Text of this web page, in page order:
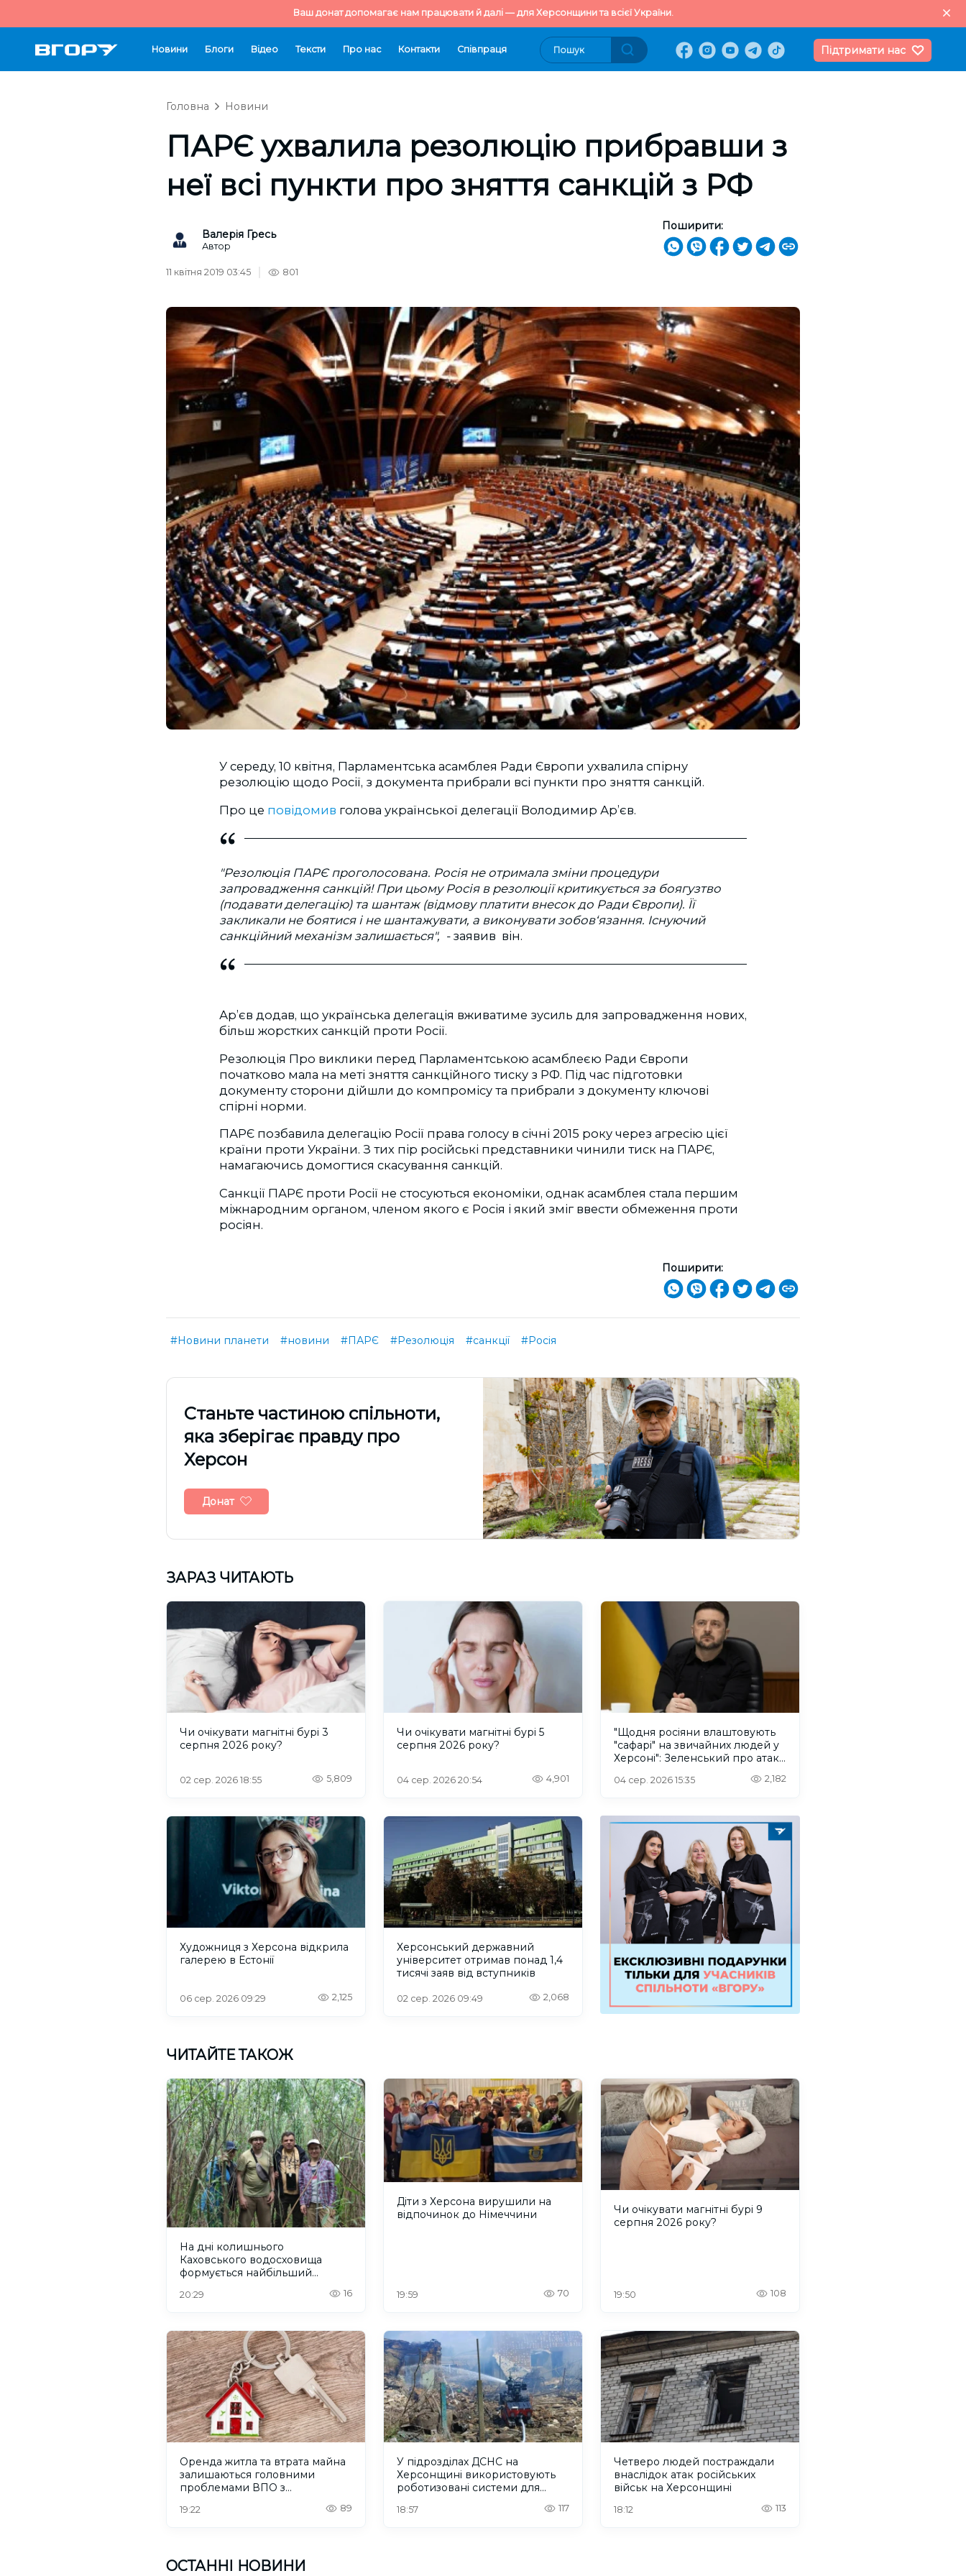
Ваш донат допомагає нам працювати й далі — для Херсонщини та всієї України.
Новини Блоги Відео Тексти Про нас Контакти Cпівпраця Підтримати нас
Головна Новини
ПАРЄ ухвалила резолюцію прибравши з
неї всі пункти про зняття санкцій з РФ
Валерія Гресь
Автор
Поширити:
11 квітня 2019 03:45 801
У середу, 10 квітня, Парламентська асамблея Ради Європи ухвалила спірну
резолюцію щодо Росії, з документа прибрали всі пункти про зняття санкцій.
Про це повідомив голова української делегації Володимир Ар’єв.
"Резолюція ПАРЄ проголосована. Росія не отримала зміни процедури
запровадження санкцій! При цьому Росія в резолюції критикується за боягузтво
(подавати делегацію) та шантаж (відмову платити внесок до Ради Європи). Її
закликали не боятися і не шантажувати, а виконувати зобов‘язання. Існуючий
санкційний механізм залишається", -заявив він.
Ар’єв додав, що українська делегація вживатиме зусиль для запровадження нових,
більш жорстких санкцій проти Росії.
Резолюція Про виклики перед Парламентською асамблеєю Ради Європи
початково мала на меті зняття санкційного тиску з РФ. Під час підготовки
документу сторони дійшли до компромісу та прибрали з документу ключові
спірні норми.
ПАРЄ позбавила делегацію Росії права голосу в січні 2015 року через агресію цієї
країни проти України. З тих пір російські представники чинили тиск на ПАРЄ,
намагаючись домогтися скасування санкцій.
Санкції ПАРЄ проти Росії не стосуються економіки, однак асамблея стала першим
міжнародним органом, членом якого є Росія і який зміг ввести обмеження проти
росіян.
Поширити:
#Новини планети #новини #ПАРЄ #Резолюція #санкції #Росія
Cтаньте частиною спільноти,
яка зберігає правду про
Херсон
Донат
ЗАРАЗ ЧИТАЮТЬ
Чи очікувати магнітні бурі 3
серпня 2026 року?
02 сер. 2026 18:55 5,809
Чи очікувати магнітні бурі 5
серпня 2026 року?
04 сер. 2026 20:54 4,901
"Щодня росіяни влаштовують
"сафарі" на звичайних людей у
Херсоні": Зеленський про атаку
04 сер. 2026 15:35 2,182
Художниця з Херсона відкрила
галерею в Естонії
06 сер. 2026 09:29 2,125
Херсонський державний
університет отримав понад 1,4
тисячі заяв від вступників
02 сер. 2026 09:49 2,068
ЧИТАЙТЕ ТАКОЖ
На дні колишнього
Каховського водосховища
формується найбільший
20:29 16
Діти з Херсона вирушили на
відпочинок до Німеччини
19:59 70
Чи очікувати магнітні бурі 9
серпня 2026 року?
19:50 108
Оренда житла та втрата майна
залишаються головними
проблемами ВПО з
19:22 89
У підрозділах ДСНС на
Херсонщині використовують
роботизовані системи для
18:57 117
Четверо людей постраждали
внаслідок атак російських
військ на Херсонщині
18:12 113
ОСТАННІ НОВИНИ